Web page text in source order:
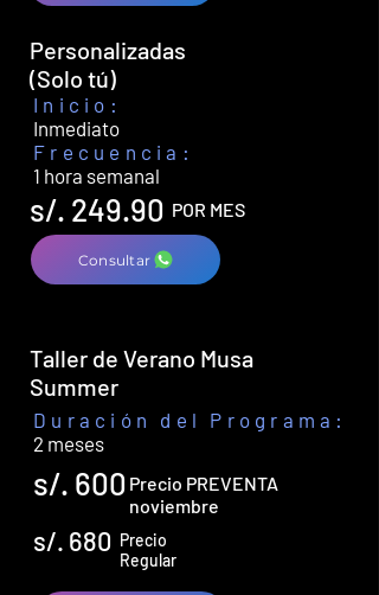
Personalizadas
(Solo tú)
Inicio:
Inmediato
Frecuencia:
1 hora semanal
s/. 249.90 POR MES
Consultar
Taller de Verano Musa
Summer
Duración del Programa:
2 meses
s/. 600 Precio PREVENTA
noviembre
s/. 680 Precio
Regular